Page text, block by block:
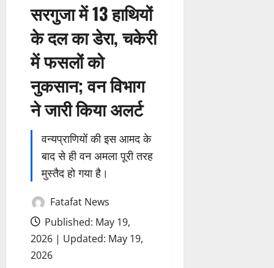
सरगुजा में 13 हाथियों
के दल का डेरा, चकेरी
में फसलों को
नुकसान; वन विभाग
ने जारी किया अलर्ट
वन्यप्राणियों की इस आमद के
बाद से ही वन अमला पूरी तरह
मुस्तैद हो गया है।
Fatafat News
Published: May 19,
2026 | Updated: May 19,
2026